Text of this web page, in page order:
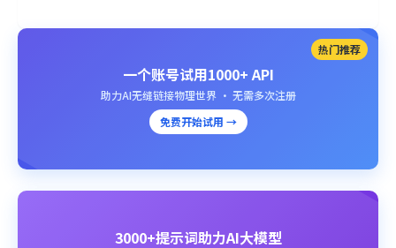
热门推荐
一个账号试用1000+ API
助力AI无缝链接物理世界 · 无需多次注册
免费开始试用 →
3000+提示词助力AI大模型